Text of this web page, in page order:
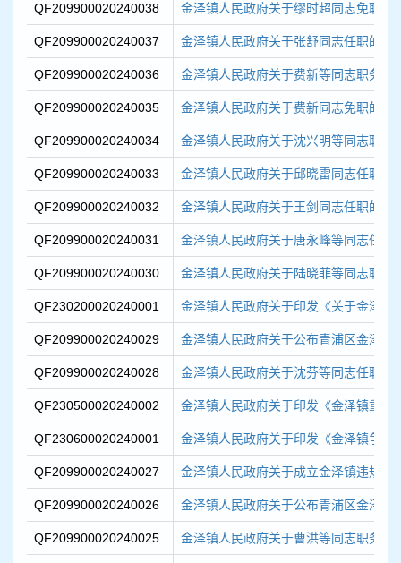
QF209900020240038 金泽镇人民政府关于缪时超同志免职的
QF209900020240037 金泽镇人民政府关于张舒同志任职的通
QF209900020240036 金泽镇人民政府关于费新等同志职务任
QF209900020240035 金泽镇人民政府关于费新同志免职的通
QF209900020240034 金泽镇人民政府关于沈兴明等同志职务
QF209900020240033 金泽镇人民政府关于邱晓雷同志任职的
QF209900020240032 金泽镇人民政府关于王剑同志任职的通
QF209900020240031 金泽镇人民政府关于唐永峰等同志任职
QF209900020240030 金泽镇人民政府关于陆晓菲等同志职务
QF230200020240001 金泽镇人民政府关于印发《关于金泽镇
QF209900020240029 金泽镇人民政府关于公布青浦区金泽镇
QF209900020240028 金泽镇人民政府关于沈芬等同志任职的
QF230500020240002 金泽镇人民政府关于印发《金泽镇重大
QF230600020240001 金泽镇人民政府关于印发《金泽镇争创
QF209900020240027 金泽镇人民政府关于成立金泽镇违规网
QF209900020240026 金泽镇人民政府关于公布青浦区金泽镇
QF209900020240025 金泽镇人民政府关于曹洪等同志职务任